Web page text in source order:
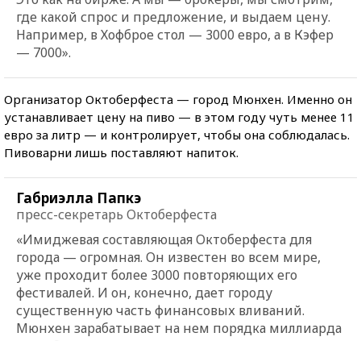
где какой спрос и предложение, и выдаем цену.
Например, в Хофброе стол — 3000 евро, а в Кэфер
— 7000».
Организатор Октоберфеста — город Мюнхен. Именно он
устанавливает цену на пиво — в этом году чуть менее 11
евро за литр — и контролирует, чтобы она соблюдалась.
Пивоварни лишь поставляют напиток.
Габриэлла Папкэ
пресс-секретарь Октоберфеста
«Имиджевая составляющая Oктоберфеста для
города — огромная. Он известен во всем мире,
уже проходит более 3000 повторяющих его
фестивалей. И он, конечно, дает городу
существенную часть финансовых вливаний.
Мюнхен зарабатывает на нем порядка миллиарда